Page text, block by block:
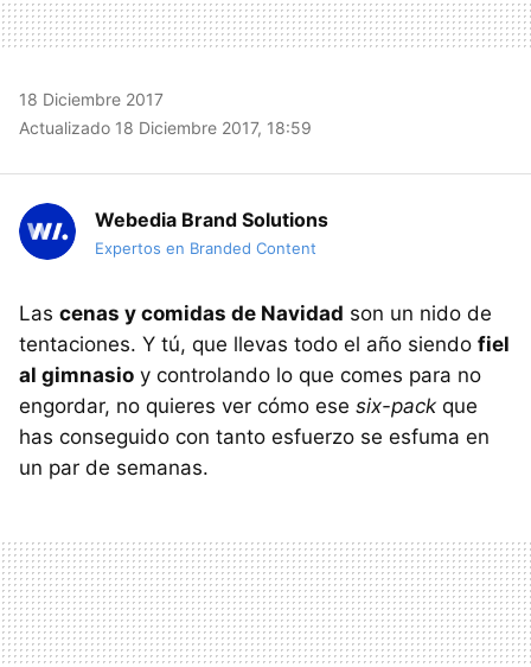
18 Diciembre 2017
Actualizado 18 Diciembre 2017, 18:59
Webedia Brand Solutions
Expertos en Branded Content
Las cenas y comidas de Navidad son un nido de
tentaciones. Y tú, que llevas todo el año siendo fiel
al gimnasio y controlando lo que comes para no
engordar, no quieres ver cómo ese six-pack que
has conseguido con tanto esfuerzo se esfuma en
un par de semanas.